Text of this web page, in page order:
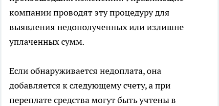
компании проводят эту процедуру для
выявления недополученных или излишне
уплаченных сумм.
Если обнаруживается недоплата, она
добавляется к следующему счету, а при
переплате средства могут быть учтены в